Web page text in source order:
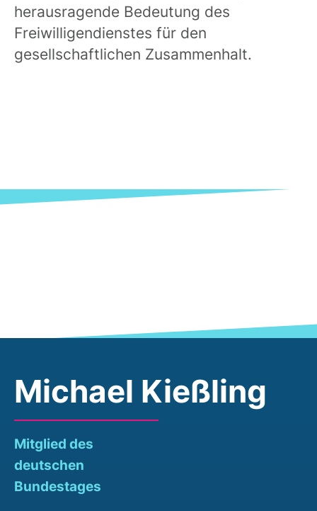
herausragende Bedeutung des
Freiwilligendienstes für den
gesellschaftlichen Zusammenhalt.
Michael Kießling
Mitglied des
deutschen
Bundestages